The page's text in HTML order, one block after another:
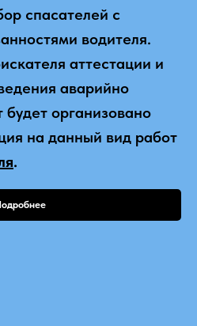
спасателей с
водителя.
аттестации и
аварийно
будет организовано
на данный вид работ
.